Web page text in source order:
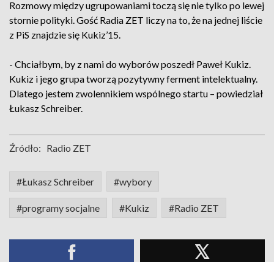
Rozmowy między ugrupowaniami toczą się nie tylko po lewej
stornie polityki. Gość Radia ZET liczy na to, że na jednej liście
z PiS znajdzie się Kukiz’15.
- Chciałbym, by z nami do wyborów poszedł Paweł Kukiz.
Kukiz i jego grupa tworzą pozytywny ferment intelektualny.
Dlatego jestem zwolennikiem wspólnego startu – powiedział
Łukasz Schreiber.
Źródło: Radio ZET
#Łukasz Schreiber #wybory
#programy socjalne #Kukiz #Radio ZET